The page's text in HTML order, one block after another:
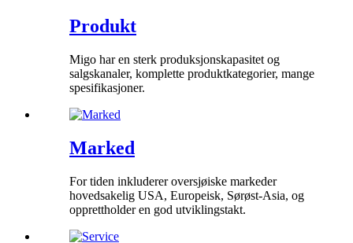
Produkt
Migo har en sterk produksjonskapasitet og
salgskanaler, komplette produktkategorier, mange
spesifikasjoner.
Marked
For tiden inkluderer oversjøiske markeder
hovedsakelig USA, Europeisk, Sørøst-Asia, og
opprettholder en god utviklingstakt.